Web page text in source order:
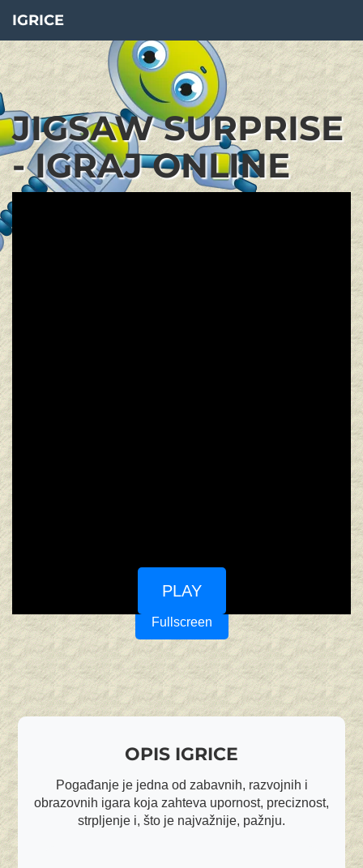
IGRICE
JIGSAW SURPRISE
- IGRAJ ONLINE
PLAY
Fullscreen
OPIS IGRICE
Pogađanje je jedna od zabavnih, razvojnih i
obrazovnih igara koja zahteva upornost, preciznost,
strpljenje i, što je najvažnije, pažnju.